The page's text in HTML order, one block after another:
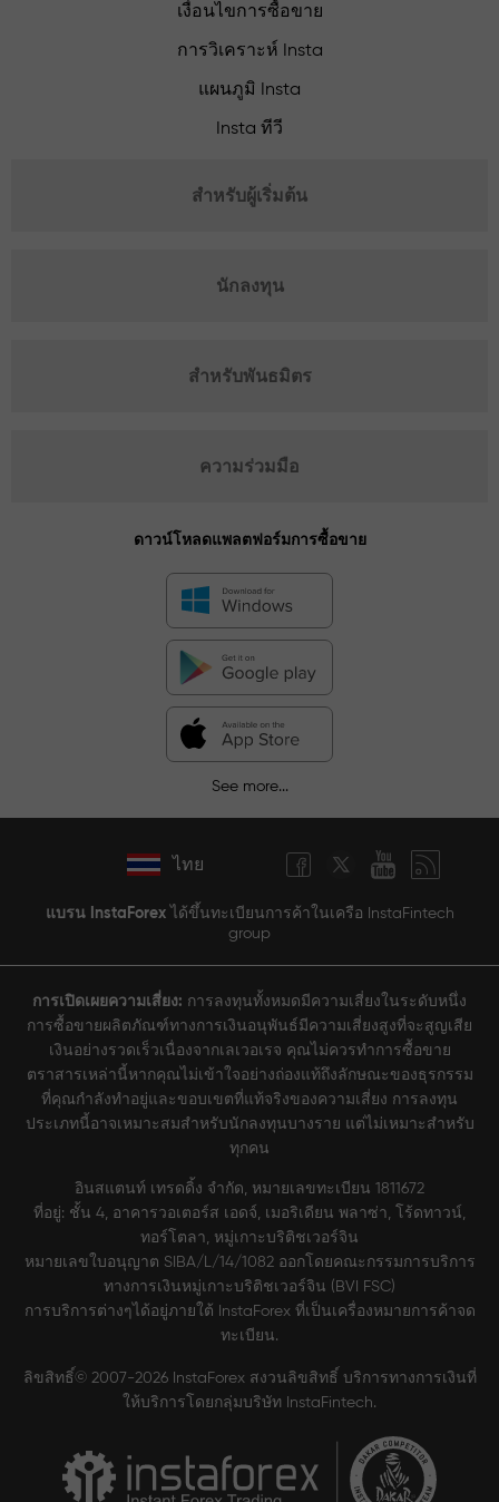
เงื่อนไขการซื้อขาย
การวิเคราะห์ Insta
แผนภูมิ Insta
Insta ทีวี
สำหรับผู้เริ่มต้น
นักลงทุน
สำหรับพันธมิตร
ความร่วมมือ
ดาวน์โหลดแพลตฟอร์มการซื้อขาย
See more...
ไทย
แบรน InstaForexได้ขึ้นทะเบียนการค้าในเครือ InstaFintech
group
การเปิดเผยความเสี่ยง: การลงทุนทั้งหมดมีความเสี่ยงในระดับหนึ่ง
การซื้อขายผลิตภัณฑ์ทางการเงินอนุพันธ์มีความเสี่ยงสูงที่จะสูญเสีย
เงินอย่างรวดเร็วเนื่องจากเลเวอเรจ คุณไม่ควรทำการซื้อขาย
ตราสารเหล่านี้หากคุณไม่เข้าใจอย่างถ่องแท้ถึงลักษณะของธุรกรรม
ที่คุณกำลังทำอยู่และขอบเขตที่แท้จริงของความเสี่ยง การลงทุน
ประเภทนี้อาจเหมาะสมสำหรับนักลงทุนบางราย แต่ไม่เหมาะสำหรับ
ทุกคน
อินสแตนท์ เทรดดิ้ง จำกัด, หมายเลขทะเบียน 1811672
ที่อยู่: ชั้น 4, อาคารวอเตอร์ส เอดจ์, เมอริเดียน พลาซ่า, โร้ดทาวน์,
ทอร์โตลา, หมู่เกาะบริติชเวอร์จิน
หมายเลขใบอนุญาต SIBA/L/14/1082 ออกโดยคณะกรรมการบริการ
ทางการเงินหมู่เกาะบริติชเวอร์จิน (BVI FSC)
การบริการต่างๆได้อยู่ภายใต้ InstaForex ที่เป็นเครื่องหมายการค้าจด
ทะเบียน.
ลิขสิทธิ์© 2007-2026 InstaForex สงวนลิขสิทธิ์ บริการทางการเงินที่
ให้บริการโดยกลุ่มบริษัท InstaFintech.